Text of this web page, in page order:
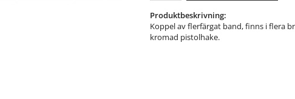
Produktbeskrivning:
Koppel av flerfärgat band, finns i flera
kromad pistolhake.